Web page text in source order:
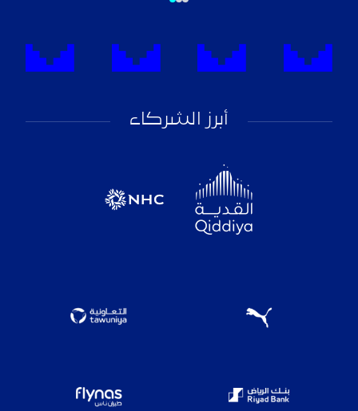
أبرز الشركاء